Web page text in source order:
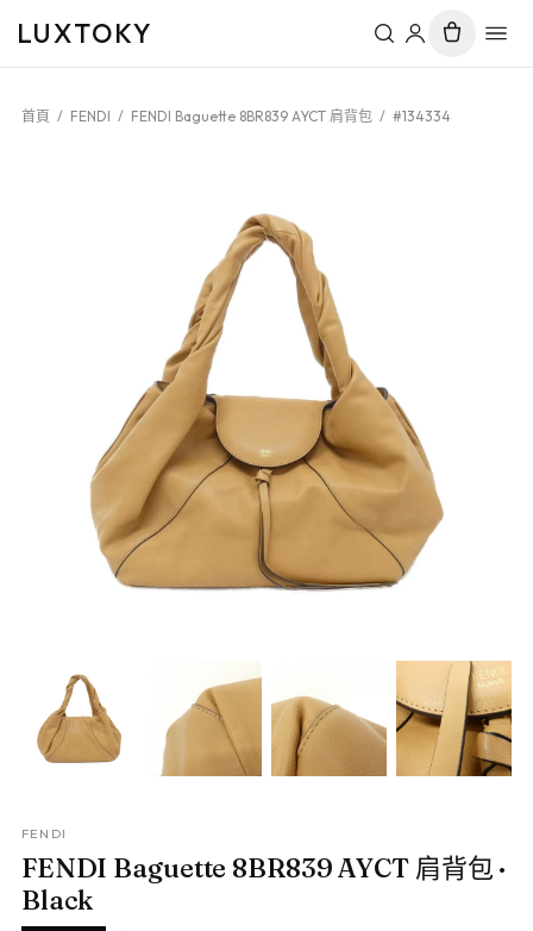
LUXTOKY
首頁 / FENDI / FENDI Baguette 8BR839 AYCT 肩背包 / #134334
FENDI
FENDI Baguette 8BR839 AYCT 肩背包 ·
Black